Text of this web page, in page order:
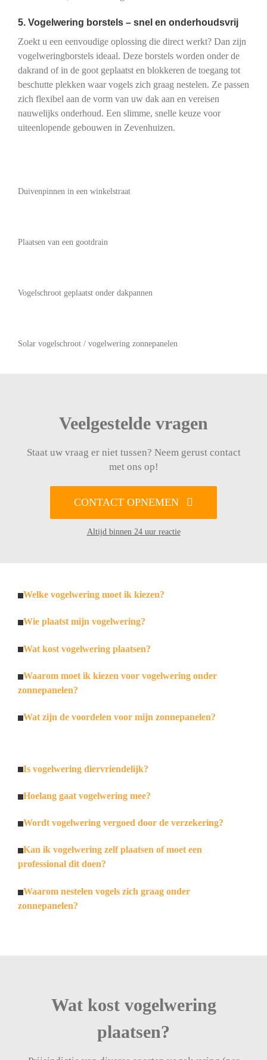
5. Vogelwering borstels – snel en onderhoudsvrij
Zoekt u een eenvoudige oplossing die direct werkt? Dan zijn
vogelweringborstels ideaal. Deze borstels worden onder de
dakrand of in de goot geplaatst en blokkeren de toegang tot
beschutte plekken waar vogels zich graag nestelen. Ze passen
zich flexibel aan de vorm van uw dak aan en vereisen
nauwelijks onderhoud. Een slimme, snelle keuze voor
uiteenlopende gebouwen in Zevenhuizen.
Duivenpinnen in een winkelstraat
Plaatsen van een gootdrain
Vogelschroot geplaatst onder dakpannen
Solar vogelschroot / vogelwering zonnepanelen
Veelgestelde vragen
Staat uw vraag er niet tussen? Neem gerust contact
met ons op!
CONTACT OPNEMEN
Altijd binnen 24 uur reactie
Welke vogelwering moet ik kiezen?
Wie plaatst mijn vogelwering?
Wat kost vogelwering plaatsen?
Waarom moet ik kiezen voor vogelwering onder
zonnepanelen?
Wat zijn de voordelen voor mijn zonnepanelen?
Is vogelwering diervriendelijk?
Hoelang gaat vogelwering mee?
Wordt vogelwering vergoed door de verzekering?
Kan ik vogelwering zelf plaatsen of moet een
professional dit doen?
Waarom nestelen vogels zich graag onder
zonnepanelen?
Wat kost vogelwering
plaatsen?